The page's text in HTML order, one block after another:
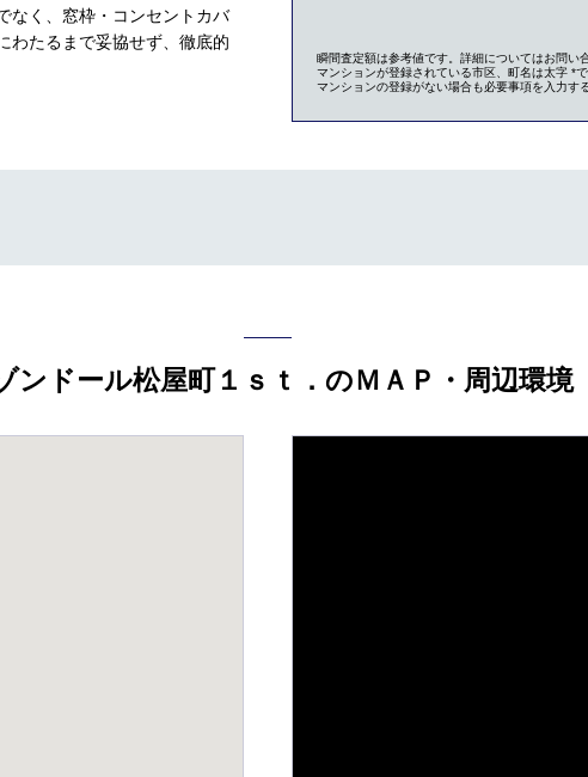
瞬間査定額は参考値です。詳細についてはお問い
マンションが登録されている市区、町名は太字 *で
マンションの登録がない場合も必要事項を入力す
なく、窓枠・コンセントカバ
わたるまで妥協せず、徹底的
ンドール松屋町１ｓｔ．のＭＡＰ・周辺環境